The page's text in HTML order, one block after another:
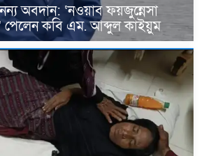
অবদান: ‘নওয়াব ফয়জুন্নেসা
পেলেন কবি এম. আব্দুল কাইয়ুম